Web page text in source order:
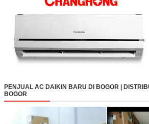
PENJUAL AC DAIKIN BARU DI BOGOR |
BOGOR